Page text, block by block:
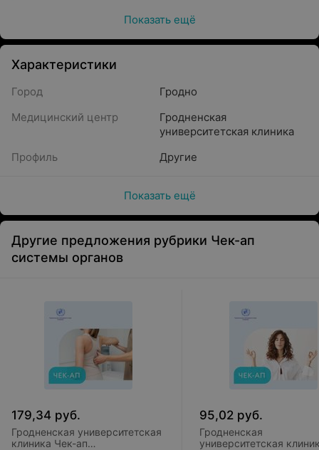
Для иностранных граждан:265,80 BYN
Консультации:
квалификационной категории. Формирование
программы обследования
Диагностика:
Авторефрактометрия
Измерение внутриглазного давления (тонометрия)
Компьютерная периметрия
Офтальмоскопия
Показать ещё
Характеристики
Город
Гродно
Медицинский центр
Гродненская
университетская клиника
Профиль
Другие
Показать ещё
Другие предложения рубрики Чек-ап
системы органов
179,34 руб.
Гродненская университетская
клиника Чек-ап
95,02 руб.
Гродненская
университетская